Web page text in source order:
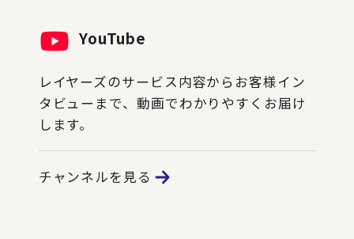
YouTube
レイヤーズのサービス内容からお客様イン
タビューまで、動画でわかりやすくお届け
します。
チャンネルを見る